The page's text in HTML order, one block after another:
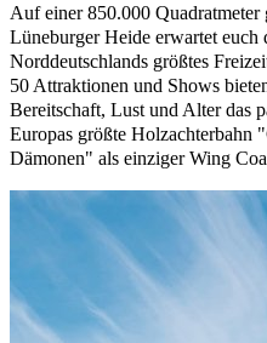
Auf einer 850.000
Lüneburger Heide erwartet euch
Norddeutschlands größtes
50 Attraktionen und Shows
Bereitschaft, Lust und Alter das
Europas größte Holzachterbahn
Dämonen" als einziger Wing